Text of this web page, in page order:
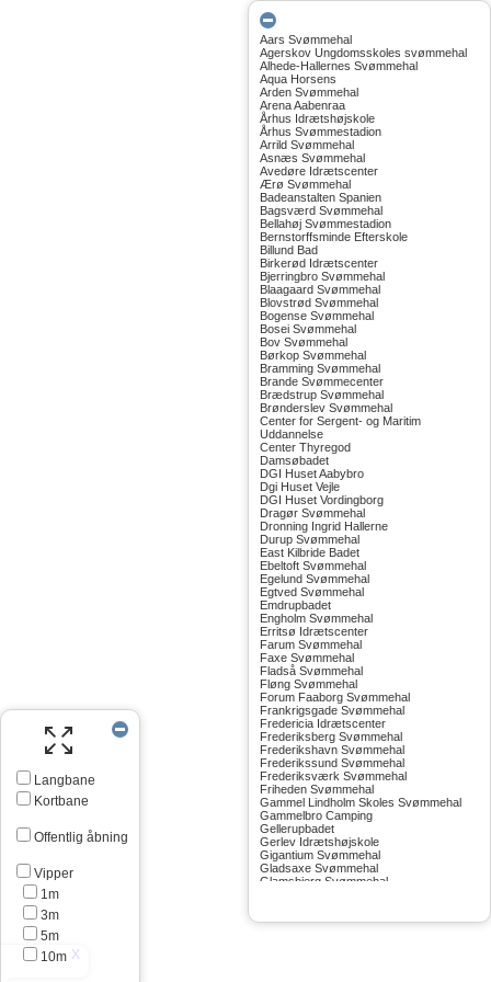
Langbane
Kortbane
Offentlig åbning
Vipper
1m
3m
5m
10m
Aars Svømmehal
Agerskov Ungdomsskoles svømmehal
Alhede-Hallernes Svømmehal
Aqua Horsens
Arden Svømmehal
Arena Aabenraa
Århus Idrætshøjskole
Århus Svømmestadion
Arrild Svømmehal
Asnæs Svømmehal
Avedøre Idrætscenter
Ærø Svømmehal
Badeanstalten Spanien
Bagsværd Svømmehal
Bellahøj Svømmestadion
Bernstorffsminde Efterskole
Billund Bad
Birkerød Idrætscenter
Bjerringbro Svømmehal
Blaagaard Svømmehal
Blovstrød Svømmehal
Bogense Svømmehal
Bosei Svømmehal
Bov Svømmehal
Børkop Svømmehal
Bramming Svømmehal
Brande Svømmecenter
Brædstrup Svømmehal
Brønderslev Svømmehal
Center for Sergent- og Maritim
Uddannelse
Center Thyregod
Damsøbadet
DGI Huset Aabybro
Dgi Huset Vejle
DGI Huset Vordingborg
Dragør Svømmehal
Dronning Ingrid Hallerne
Durup Svømmehal
East Kilbride Badet
Ebeltoft Svømmehal
Egelund Svømmehal
Egtved Svømmehal
Emdrupbadet
Engholm Svømmehal
Erritsø Idrætscenter
Farum Svømmehal
Faxe Svømmehal
Fladså Svømmehal
Fløng Svømmehal
Forum Faaborg Svømmehal
Frankrigsgade Svømmehal
Fredericia Idrætscenter
Frederiksberg Svømmehal
Frederikshavn Svømmehal
Frederikssund Svømmehal
Frederiksværk Svømmehal
Friheden Svømmehal
Gammel Lindholm Skoles Svømmehal
Gammelbro Camping
Gellerupbadet
Gerlev Idrætshøjskole
Gigantium Svømmehal
Gladsaxe Svømmehal
Glamsbjerg Svømmehal
Greve Svømmehal